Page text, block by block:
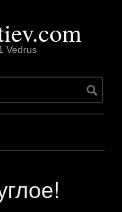
Vedrus